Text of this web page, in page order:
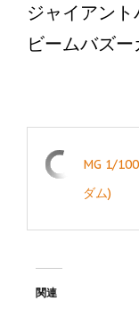
ジャイアント
ビームバズー
MG 1/
ダム)
関連